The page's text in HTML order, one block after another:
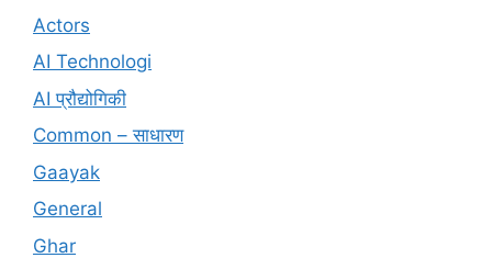
Actors
AI Technologi
AI प्रौद्योगिकी
Common – साधारण
Gaayak
General
Ghar